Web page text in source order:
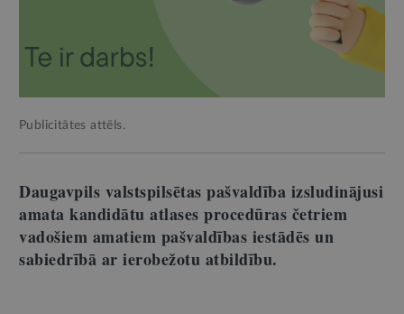
Publicitātes attēls.
Daugavpils valstspilsētas pašvaldība izsludinājusi
amata kandidātu atlases procedūras četriem
vadošiem amatiem pašvaldības iestādēs un
sabiedrībā ar ierobežotu atbildību.